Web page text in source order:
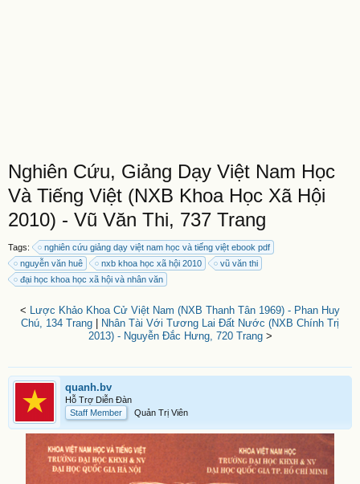
Nghiên Cứu, Giảng Dạy Việt Nam Học
Và Tiếng Việt (NXB Khoa Học Xã Hội
2010) - Vũ Văn Thi, 737 Trang
Tags:
nghiên cứu giảng dạy việt nam học và tiếng việt ebook pdf
nguyễn văn huê
nxb khoa học xã hội 2010
vũ văn thi
đại học khoa học xã hội và nhân văn
< Lược Khảo Khoa Cử Việt Nam (NXB Thanh Tân 1969) - Phan Huy
Chú, 134 Trang
Nhân Tài Với Tương Lai Đất Nước (NXB Chính Trị
2013) - Nguyễn Đắc Hưng, 720 Trang>
quanh.bv
Hỗ Trợ Diễn Đàn
Staff Member
Quản Trị Viên